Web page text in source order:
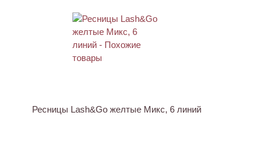
Ресницы Lash&Go желтые Микс, 6 линий